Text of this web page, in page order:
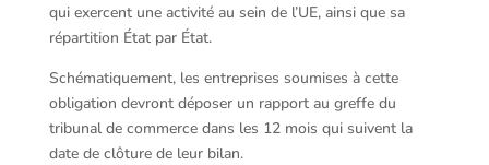
qui exercent une activité au sein de l’UE, ainsi que sa
répartition État par État.
Schématiquement, les entreprises soumises à cette
obligation devront déposer un rapport au greffe du
tribunal de commerce dans les 12 mois qui suivent la
date de clôture de leur bilan.